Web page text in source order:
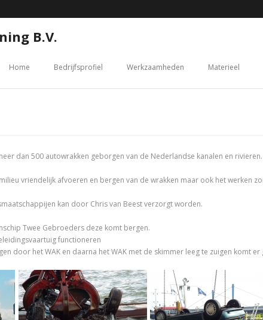
B.V.
Home Bedrijfsprofiel Werkzaamheden Materieel
dan 500 autowrakken geborgen van de Nederlandse kanalen en rivieren.
vriendelijk afvoeren en bergen van de wrakken maar ook het werken
kan door Chris van Beest verzorgt worden.
Twee Gebroeders deze komt bergen.
functioneren
door het WAK en daarna het WAK met de skimmer leeg te zuigen komt